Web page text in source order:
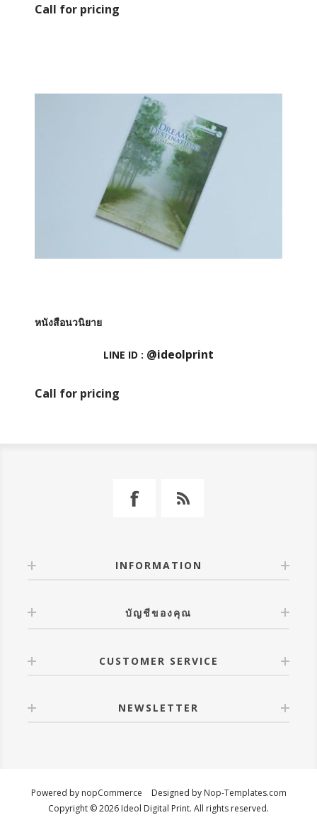
Call for pricing
หนังสือนวนิยาย
LINE ID : @ideolprint
Call for pricing
INFORMATION
บัญชีของคุณ
CUSTOMER SERVICE
NEWSLETTER
Powered by nopCommerce Designed by Nop-Templates.com
Copyright © 2026 Ideol Digital Print. All rights reserved.